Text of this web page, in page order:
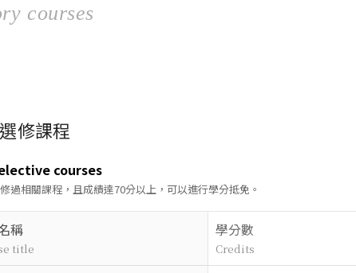
courses
修課程
courses
過相關課程，且成績達70分以上，可以進行學分抵免。
稱
title
學分數
Credits